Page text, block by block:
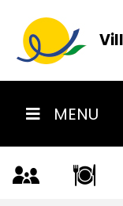
MENU